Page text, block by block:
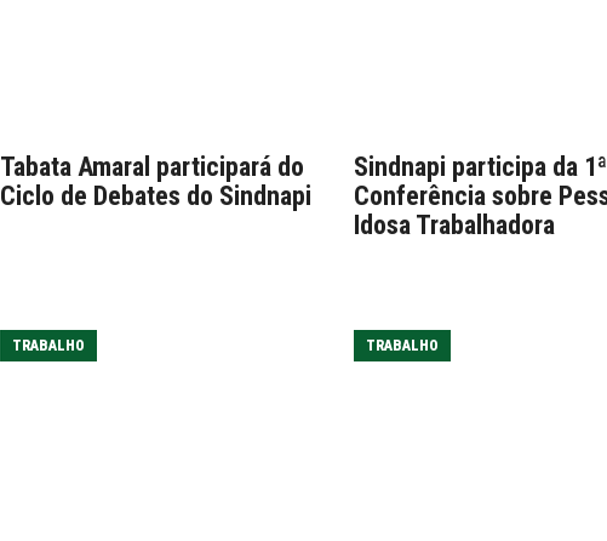
Tabata Amaral participará do
Ciclo de Debates do Sindnapi
Sindnapi participa da 1ª
Conferência sobre
Idosa Trabalhadora
TRABALHO TRABALHO